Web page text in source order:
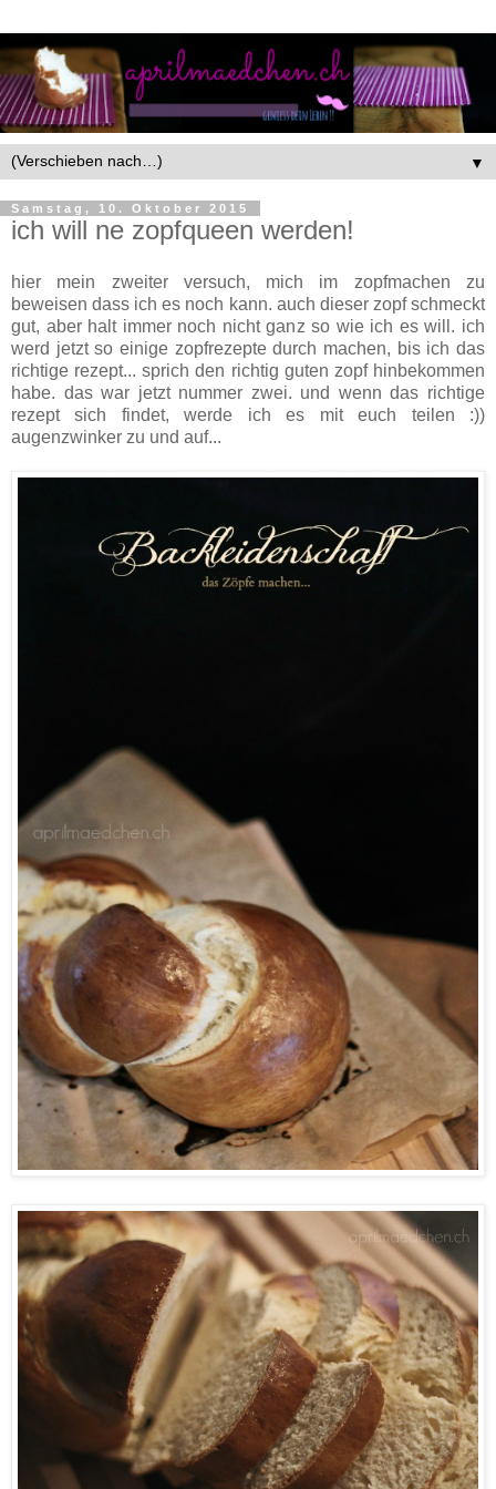
▼
Samstag, 10. Oktober 2015
ich will ne zopfqueen werden!
hier mein zweiter versuch, mich im zopfmachen zu
beweisen dass ich es noch kann. auch dieser zopf schmeckt
gut, aber halt immer noch nicht ganz so wie ich es will. ich
werd jetzt so einige zopfrezepte durch machen, bis ich das
richtige rezept... sprich den richtig guten zopf hinbekommen
habe. das war jetzt nummer zwei. und wenn das richtige
rezept sich findet, werde ich es mit euch teilen :))
augenzwinker zu und auf...